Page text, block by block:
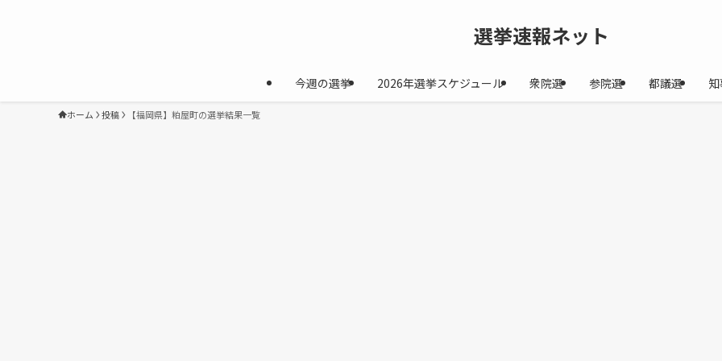
選挙速報ネット
今週の選挙 2026年選挙スケジュール 衆院選 参院選 都議選
ホーム 投稿 【福岡県】粕屋町の選挙結果一覧